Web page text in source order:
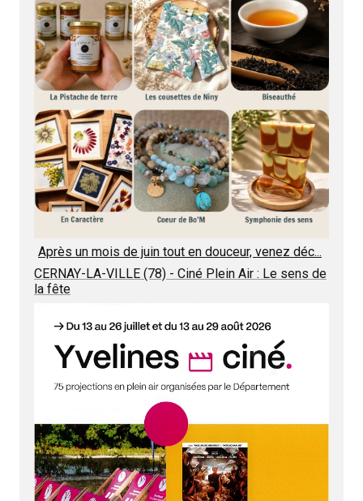
Après un mois de juin tout en douceur, venez déc...
CERNAY-LA-VILLE (78) - Ciné Plein Air : Le sens de
la fête